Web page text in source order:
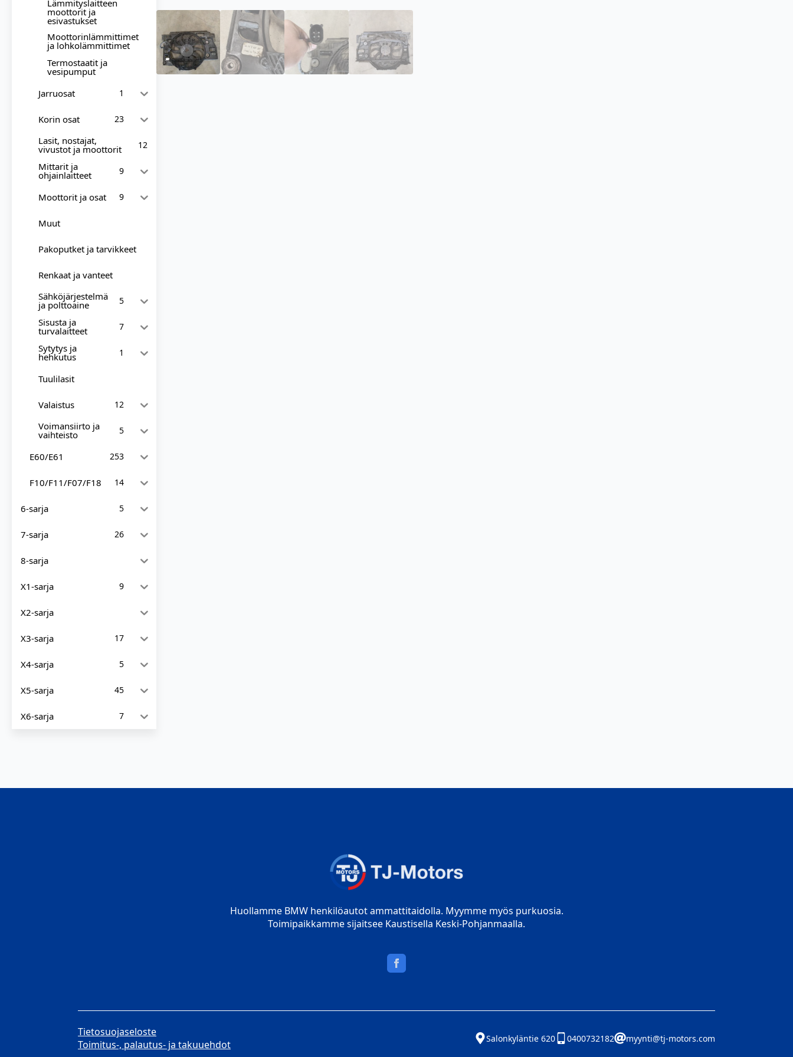
Lämmityslaitteen
moottorit ja
esivastukset
Moottorinlämmittimet
ja lohkolämmittimet
Termostaatit ja
vesipumput
Jarruosat
1
Korin osat 23
Lasit, nostajat,
vivustot ja moottorit 12
Mittarit ja
ohjainlaitteet 9
Moottorit ja osat 9
Muut
Pakoputket ja tarvikkeet
Renkaat ja vanteet
Sähköjärjestelmä
ja polttoaine 5
Sisusta ja
turvalaitteet 7
Sytytys ja
hehkutus 1
Tuulilasit
Valaistus 12
Voimansiirto ja
vaihteisto 5
E60/E61 253
F10/F11/F07/F18 14
6-sarja 5
7-sarja 26
8-sarja
X1-sarja 9
X2-sarja
X3-sarja 17
X4-sarja 5
X5-sarja 45
X6-sarja 7
Huollamme BMW henkilöautot ammattitaidolla. Myymme myös purkuosia.
Toimipaikkamme sijaitsee Kaustisella Keski-Pohjanmaalla.
Tietosuojaseloste
Toimitus-, palautus- ja takuuehdot
Salonkyläntie 620 0400732182 myynti@tj-motors.com